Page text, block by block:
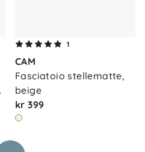
1
CAM
Fasciatoio stellematte,
beige
kr 399